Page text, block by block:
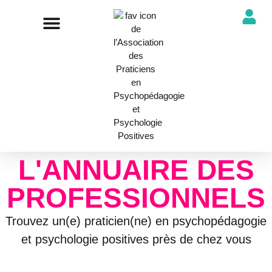
L'ANNUAIRE DES
PROFESSIONNELS
Trouvez un(e) praticien(ne) en psychopédagogie
et psychologie positives près de chez vous